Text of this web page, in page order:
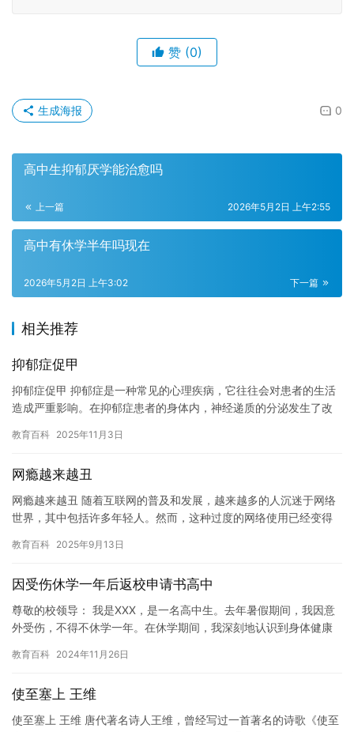
赞 (0)
0
生成海报
高中生抑郁厌学能治愈吗
上一篇 2026年5月2日 上午2:55
高中有休学半年吗现在
下一篇
2026年5月2日 上午3:02
相关推荐
抑郁症促甲
抑郁症促甲 抑郁症是一种常见的心理疾病，它往往会对患者的生活
造成严重影响。在抑郁症患者的身体内，神经递质的分泌发生了改
病，…
教育百科 2025年11月3日
网瘾越来越丑
网瘾越来越丑 随着互联网的普及和发展，越来越多的人沉迷于网络
世界，其中包括许多年轻人。然而，这种过度的网络使用已经变得
了他…
教育百科 2025年9月13日
因受伤休学一年后返校申请书高中
尊敬的校领导： 我是XXX，是一名高中生。去年暑假期间，我因意
外受伤，不得不休学一年。在休学期间，我深刻地认识到身体健康
校…
教育百科 2024年11月26日
使至塞上 王维
使至塞上 王维 唐代著名诗人王维，曾经写过一首著名的诗歌《使至